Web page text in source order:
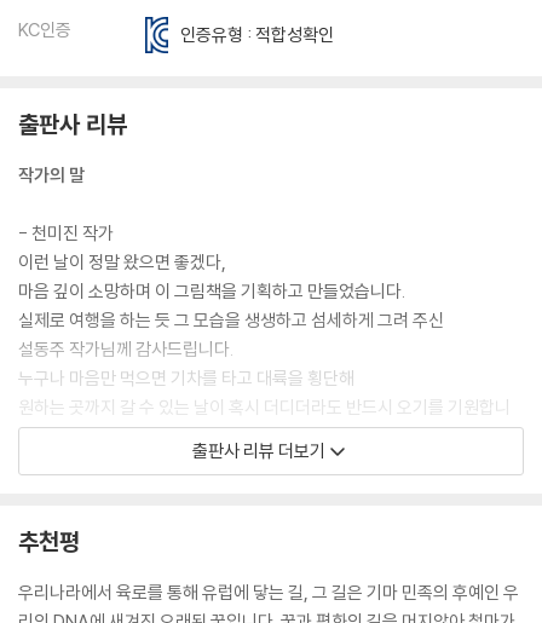
KC인증
인증유형 : 적합성확인
출판사 리뷰
작가의 말
- 천미진 작가
이런 날이 정말 왔으면 좋겠다,
마음 깊이 소망하며 이 그림책을 기획하고 만들었습니다.
실제로 여행을 하는 듯 그 모습을 생생하고 섬세하게 그려 주신
설동주 작가님께 감사드립니다.
누구나 마음만 먹으면 기차를 타고 대륙을 횡단해
원하는 곳까지 갈 수 있는 날이 혹시 더디더라도 반드시 오기를 기원합니
다.
언젠가 그렸던 모든 곳들을 직접 기차를 타고 여행하는 모습을 꿈꿔 봅니
다.
즐거운 여행이었습니다.
출판사 리뷰 더보기
추천평
우리나라에서 육로를 통해 유럽에 닿는 길, 그 길은 기마 민족의 후예인 우